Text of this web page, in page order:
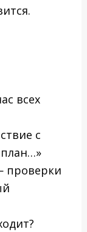
всех
с
проверки